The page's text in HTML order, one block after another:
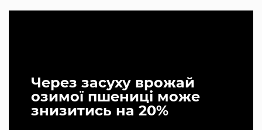
Через засуху врожай
озимої пшениці може
знизитись на 20%